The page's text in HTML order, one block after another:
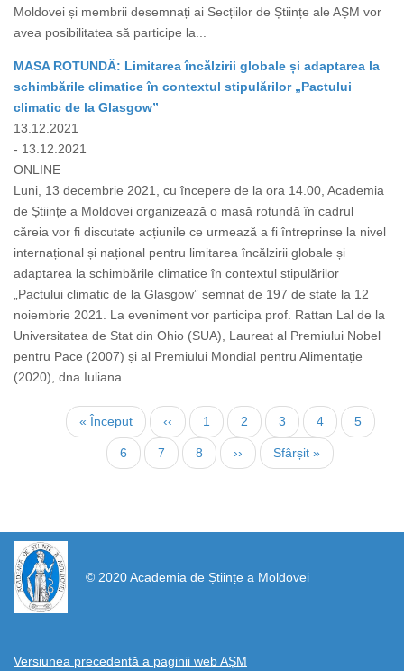
Moldovei și membrii desemnați ai Secțiilor de Științe ale AȘM vor
avea posibilitatea să participe la...
MASA ROTUNDĂ: Limitarea încălzirii globale și adaptarea la
schimbările climatice în contextul stipulărilor „Pactului
climatic de la Glasgow”
13.12.2021
- 13.12.2021
ONLINE
Luni, 13 decembrie 2021, cu începere de la ora 14.00, Academia
de Științe a Moldovei organizează o masă rotundă în cadrul
căreia vor fi discutate acțiunile ce urmează a fi întreprinse la nivel
internațional și național pentru limitarea încălzirii globale și
adaptarea la schimbările climatice în contextul stipulărilor
„Pactului climatic de la Glasgow” semnat de 197 de state la 12
noiembrie 2021. La eveniment vor participa prof. Rattan Lal de la
Universitatea de Stat din Ohio (SUA), Laureat al Premiului Nobel
pentru Pace (2007) și al Premiului Mondial pentru Alimentație
(2020), dna Iuliana...
Prima
pagină
« Început
Pagina
anterioară
‹‹ Page
1 Page
2 Page
3 Page
4
Pagina
curentă
5
Page
6 Page
7 Page
8
Pagina
următoare
››
Ultima
pagină
Sfârșit »
© 2020 Academia de Științe a Moldovei
Versiunea precedentă a paginii web AȘM
https://propletenie.ru/